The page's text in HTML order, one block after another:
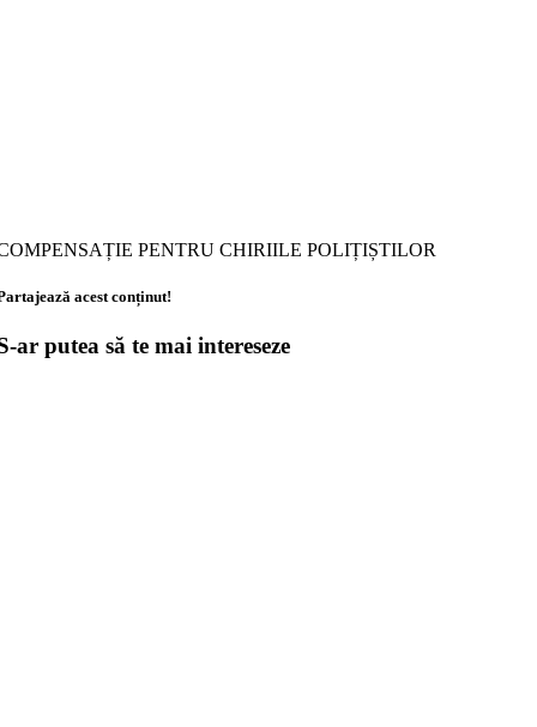
PENTRU CHIRIILE POLIȚIȘTILOR
acest conținut!
ar putea să te mai intereseze